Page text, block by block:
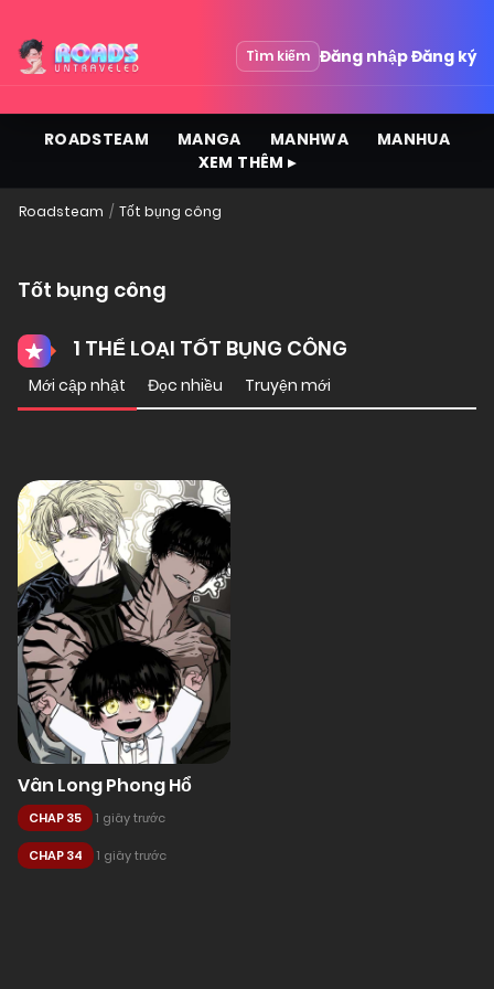
Tìm kiếm Đăng nhậpĐăng ký
ROADSTEAM MANGA MANHWA
MANHUA
XEM THÊM ▸
Roadsteam Tốt bụng công
Tốt bụng công
1 THỂ LOẠI TỐT BỤNG CÔNG
Mới cập nhật Đọc nhiều Truyện mới
Vân Long Phong Hổ
CHAP 35 1 giây trước
CHAP 34 1 giây trước